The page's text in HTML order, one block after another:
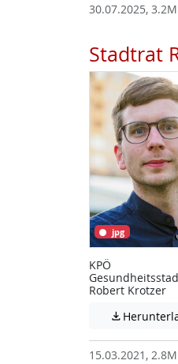
30.07.2025, 3.2M
Stadtrat
jpg
KPÖ
Robert Krotzer

15.03.2021, 2.8M